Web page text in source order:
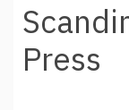
gPress